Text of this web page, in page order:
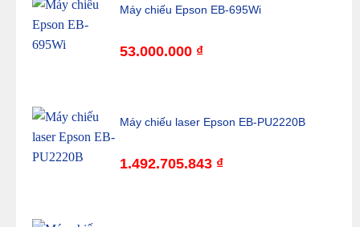
Máy chiếu Epson EB-695Wi
53.000.000 ₫
Máy chiếu laser Epson EB-PU2220B
1.492.705.843 ₫